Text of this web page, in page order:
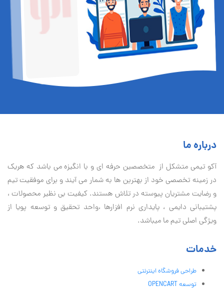
درباره ما
آكو تيمی متشکل از متخصصین حرفه ای و با انگیزه می باشد که هریک
در زمینه تخصصی خود از بهترین ها به شمار می آیند و برای موفقیت تيم
و رضایت مشتریان پیوسته در تلاش هستند. کیفیت بی نظير محصولات ،
پشتیبانی دايمی ، پایداری نرم افزارها ،واحد تحقیق و توسعه پویا از
ویژگی اصلی تیم ما میباشد.
خدمات
طراحی فروشگاه اینترنتی
توسعه OPENCART